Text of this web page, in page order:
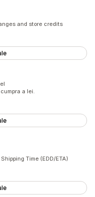
and store credits
a lei.
Time (EDD/ETA)